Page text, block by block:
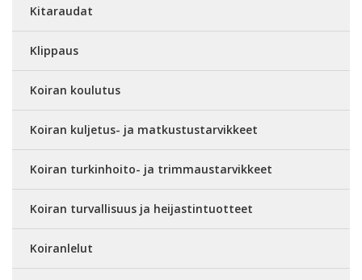
Kitaraudat
Klippaus
Koiran koulutus
Koiran kuljetus- ja matkustustarvikkeet
Koiran turkinhoito- ja trimmaustarvikkeet
Koiran turvallisuus ja heijastintuotteet
Koiranlelut